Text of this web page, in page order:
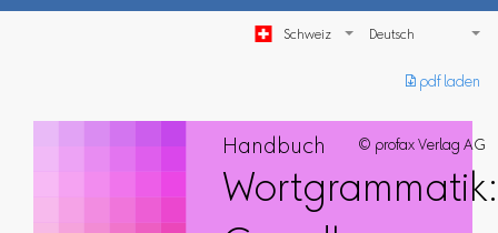
Schweiz
︎ pdf laden
Handbuch © profax Verlag AG